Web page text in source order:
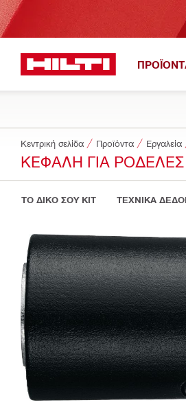
Κεντρική σελίδα Προϊόντα Εργαλεία
ΚΕΦΑΛΉ ΓΙΑ ΡΟΔΈΛΕΣ
ΤΟ ΔΙΚΟ ΣΟΥ KIT ΤΕΧΝΙΚΑ